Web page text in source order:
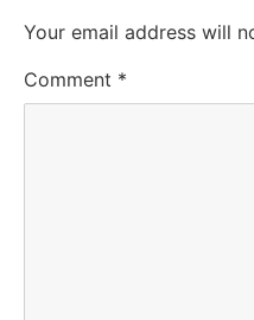
Your email address will
Comment *